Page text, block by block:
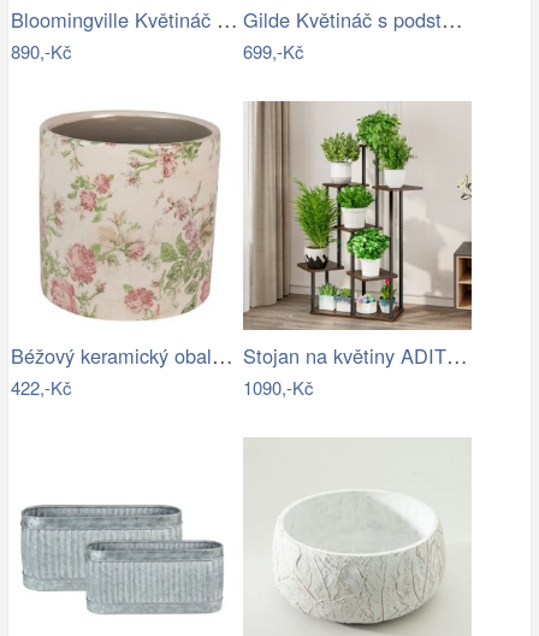
Bloomingville Květináč Dua Ø 19 cm
890,-Kč
Gilde Květináč s podstavcem, zlatý
699,-Kč
Béžový keramický obal na květináč s…
422,-Kč
Stojan na květiny ADITE TYP 2 Tempo…
1090,-Kč